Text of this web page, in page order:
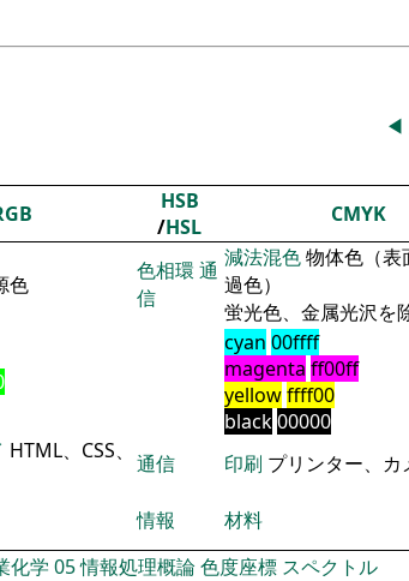
◀
HSB
/HSL CMYK
色
色相環 通
信
減法混色物体色（表
過色）
蛍光色、金属光沢を
cyan 00ffff
magenta ff00ff
yellowffff00
black00000
HTML、CSS、 通信 印刷 プリンター、カ
情報
材料
化学 05情報処理概論色度座標 スペクトル